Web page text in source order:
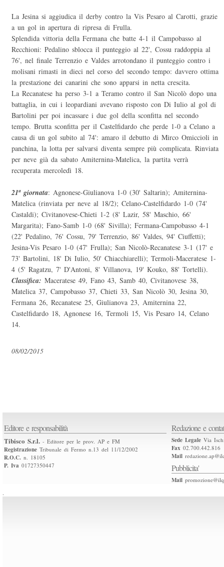
La Jesina si aggiudica il derby contro la Vis Pesaro al Carotti, grazie
a un gol in apertura di ripresa di Frulla.
Splendida vittoria della Fermana che batte 4-1 il Campobasso al
Recchioni: Pedalino sblocca il punteggio al 22', Cossu raddoppia al
76', nel finale Terrenzio e Valdes arrotondano il punteggio contro i
molisani rimasti in dieci nel corso del secondo tempo: davvero ottima
la prestazione dei canarini che sono apparsi in netta crescita.
La Recanatese ha perso 3-1 a Teramo contro il San Nicolò dopo una
battaglia, in cui i leopardiani avevano risposto con Di Iulio al gol di
Bartolini per poi incassare i due gol della sconfitta nel secondo
tempo. Brutta sconfitta per il Castelfidardo che perde 1-0 a Celano a
causa di un gol subito al 74': amaro il debutto di Mirco Omiccioli in
panchina, la lotta per salvarsi diventa sempre più complicata. Rinviata
per neve già da sabato Amiternina-Matelica, la partita verrà
recuperata mercoledì 18.
21ª giornata: Agnonese-Giulianova 1-0 (30' Saltarin); Amiternina-
Matelica (rinviata per neve al 18/2); Celano-Castelfidardo 1-0 (74'
Castaldi); Civitanovese-Chieti 1-2 (8' Lazir, 58' Maschio, 66'
Margarita); Fano-Samb 1-0 (68' Sivilla); Fermana-Campobasso 4-1
(22' Pedalino, 76' Cossu, 79' Terrenzio, 86' Valdes, 94' Ciuffetti);
Jesina-Vis Pesaro 1-0 (47' Frulla); San Nicolò-Recanatese 3-1 (17' e
73' Bartolini, 18' Di Iulio, 50' Chiacchiarelli); Termoli-Maceratese 1-
4 (5' Ragatzu, 7' D'Antoni, 8' Villanova, 19' Kouko, 88' Tortelli).
Classifica: Maceratese 49, Fano 43, Samb 40, Civitanovese 38,
Matelica 37, Campobasso 37, Chieti 33, San Nicolò 30, Jesina 30,
Fermana 26, Recanatese 25, Giulianova 23, Amiternina 22,
Castelfidardo 18, Agnonese 16, Termoli 15, Vis Pesaro 14, Celano
14.
08/02/2015
Editore e responsabilità
Tibisco S.r.l. - Editore per le prov. AP e FM
Registrazione Tribunale di Fermo n.13 del 11/12/2002
R.O.C. n. 18105
P. Iva 01727350447
Redazione e
Sede Legale Via
Fax 02.700.442.816
Mail
Pubblicita'
Mail
.